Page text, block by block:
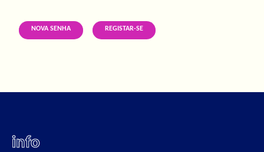
NOVA SENHA REGISTAR-SE
info